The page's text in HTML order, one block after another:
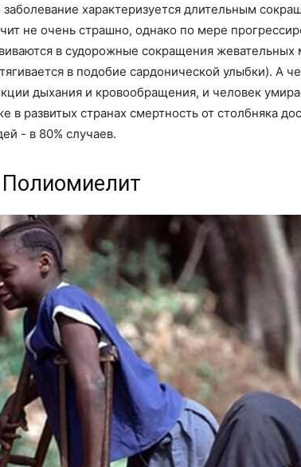
заболевание характеризуется длительным
не очень страшно, однако по мере
в судорожные сокращения
в подобие сардонической улыбки). А
дыхания и кровообращения, и человек
в развитых странах смертность от столбняка
- в 80% случаев.